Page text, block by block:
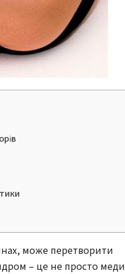
може перетворити
– це не просто